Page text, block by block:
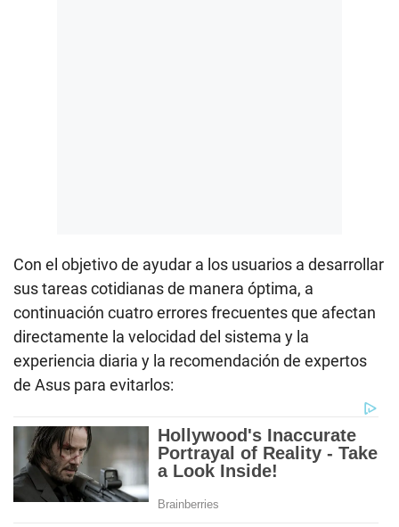
Con el objetivo de ayudar a los usuarios a desarrollar
sus tareas cotidianas de manera óptima, a
continuación cuatro errores frecuentes que afectan
directamente la velocidad del sistema y la
experiencia diaria y la recomendación de expertos
de Asus para evitarlos: